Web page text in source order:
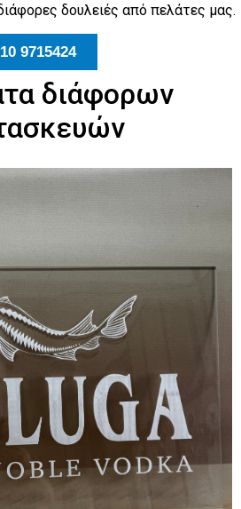
δουλειές από πελάτες μας.
9715424
διάφορων